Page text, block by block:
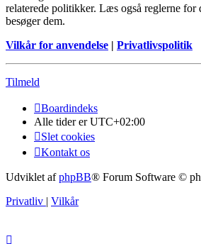
relaterede politikker. Læs også reglerne for
besøger dem.
Vilkår for anvendelse | Privatlivspolitik
Tilmeld
Boardindeks
Alle tider erUTC+02:00
Slet cookies
Kontakt os
Udviklet afphpBB® Forum Software ©
Privatliv | Vilkår